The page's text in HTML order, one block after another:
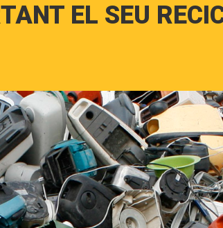
EL SEU